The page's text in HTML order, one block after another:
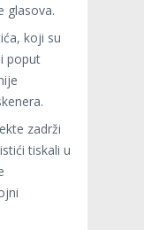
glasova.
koji su
poput
zadrži
tiskali u